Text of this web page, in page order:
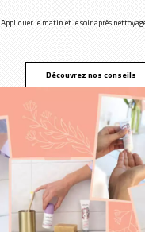
Appliquer le matin et le soir après
Découvrez nos conseils